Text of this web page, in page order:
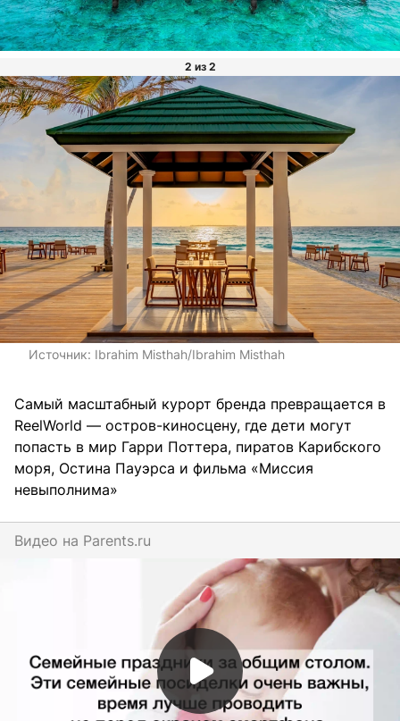
2 из 2
Источник: Ibrahim Misthah/Ibrahim Misthah
Самый масштабный курорт бренда превращается в
ReelWorld — остров-киносцену, где дети могут
попасть в мир Гарри Поттера, пиратов Карибского
моря, Остина Пауэрса и фильма «Миссия
невыполнима»
Видео на parents.ru